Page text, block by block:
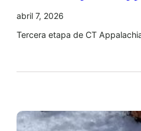
abril 7, 2026
Tercera etapa de CT